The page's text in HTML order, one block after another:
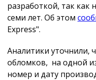
разработкой, так как
семи лет. Об этом
Express".
Аналитики уточнили,
обломков, на одной
номер и дату